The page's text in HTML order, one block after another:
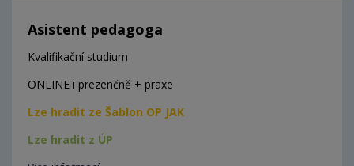
Asistent pedagoga
Kvalifikační studium
ONLINE i prezenčně + praxe
Lze hradit ze Šablon OP JAK
Lze hradit z ÚP